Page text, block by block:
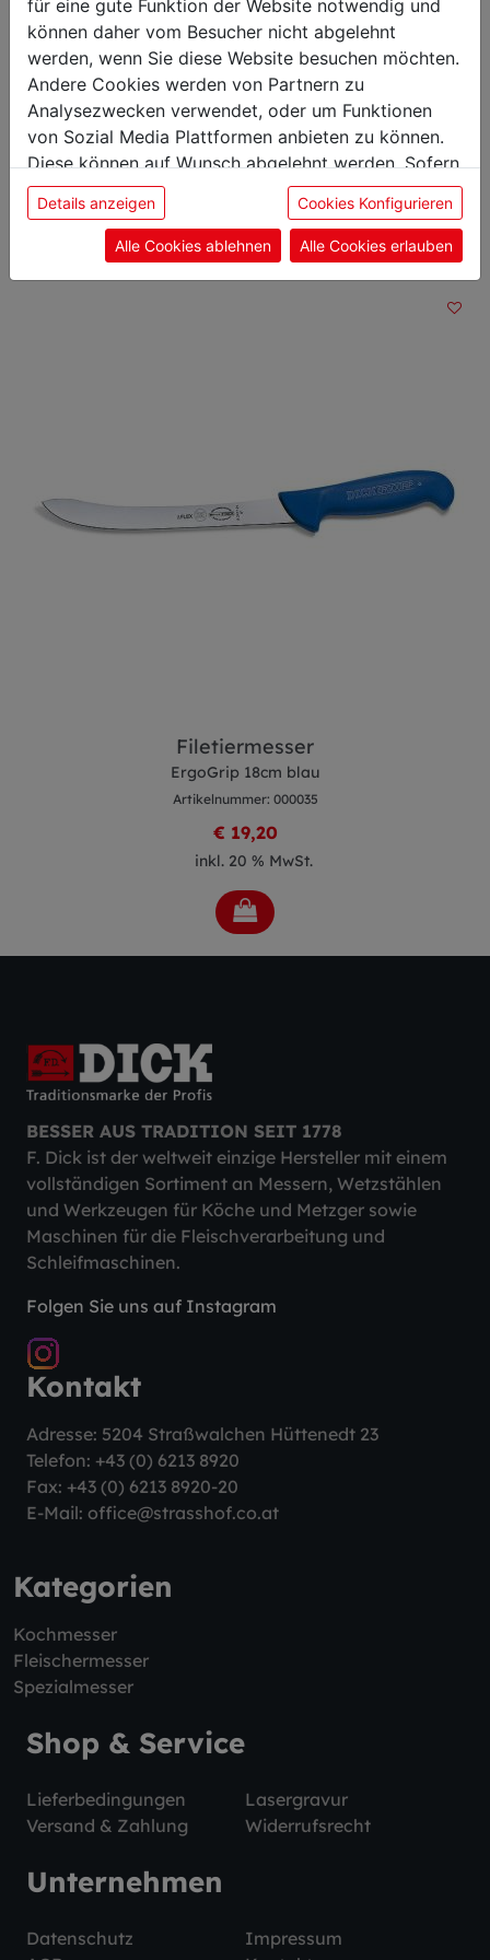
Gewicht: 0,14 kg
Klingenlänge: 21 cm
Das könnte Sie auch
interessieren
Filetiermesser
ErgoGrip 18cm blau
Artikelnummer: 000035
€ 19,20
inkl. 20 % MwSt.
BESSER AUS TRADITION SEIT 1778
F. Dick ist der weltweit einzige Hersteller mit einem
vollständigen Sortiment an Messern, Wetzstählen
und Werkzeugen für Köche und Metzger sowie
Maschinen für die Fleischverarbeitung und
Schleifmaschinen.
Folgen Sie uns auf Instagram
Kontakt
Adresse: 5204 Straßwalchen Hüttenedt 23
Telefon: +43 (0) 6213 8920
Fax: +43 (0) 6213 8920-20
E-Mail: office@strasshof.co.at
Kategorien
Kochmesser
Fleischermesser
Spezialmesser
Shop & Service
Lieferbedingungen
Lasergravur
Versand & Zahlung
Widerrufsrecht
Unternehmen
Datenschutz
Impressum
für eine gute Funktion der Website notwendig und
können daher vom Besucher nicht abgelehnt
werden, wenn Sie diese Website besuchen möchten.
Andere Cookies werden von Partnern zu
Analysezwecken verwendet, oder um Funktionen
von Sozial Media Plattformen anbieten zu können.
Diese können auf Wunsch abgelehnt werden. Sofern
sie unsere Webseite weiter nutzen, geben Sie
Einwilligung zu unseren Cookies.
Details anzeigen Cookies Konfigurieren
Alle Cookies ablehnen Alle Cookies erlauben